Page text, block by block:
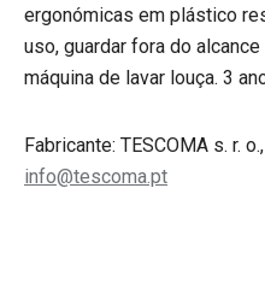
ergonómicas em plástico
uso, guardar fora do
máquina de lavar louça. 3
Fabricante: TESCOMA s. r.
info@tescoma.pt